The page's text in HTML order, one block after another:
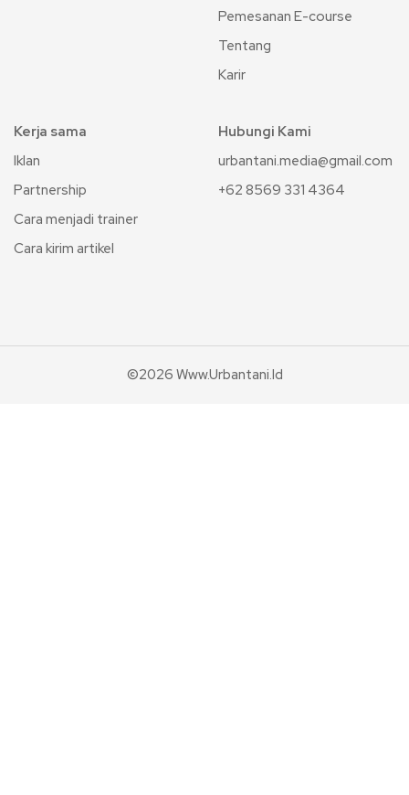
Pemesanan E-course
Tentang
Karir
Kerja sama
Iklan
Partnership
Cara menjadi trainer
Cara kirim artikel
Hubungi Kami
urbantani.media@gmail.com
+62 8569 331 4364
©2026 Www.urbantani.id